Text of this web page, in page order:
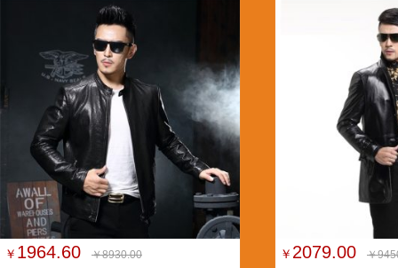
￥ 1964.60
￥8930.00
￥ 2079.00
￥